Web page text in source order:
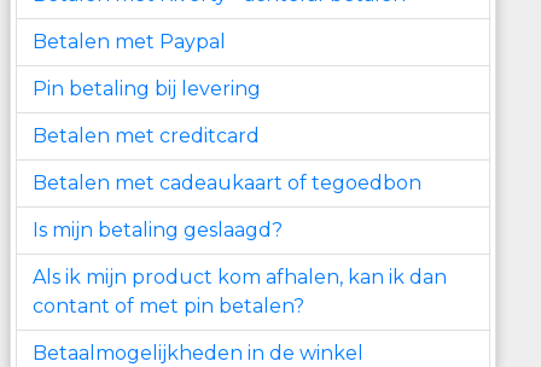
Betalen met Paypal
Pin betaling bij levering
Betalen met creditcard
Betalen met cadeaukaart of tegoedbon
Is mijn betaling geslaagd?
Als ik mijn product kom afhalen, kan ik dan
contant of met pin betalen?
Betaalmogelijkheden in de winkel